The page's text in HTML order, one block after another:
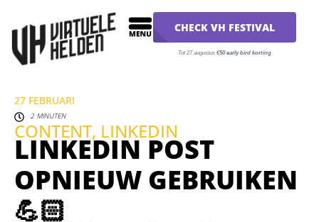
CHECK VH FESTIVAL
Tot 27 augustus€50 early bird korting
27 FEBRUARI
2 MINUTEN
CONTENT, LINKEDIN
LINKEDIN POST
OPNIEUW GEBRUIKEN
💪🏻